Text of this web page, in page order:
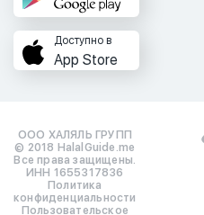
Доступно в
App Store
ООО ХАЛЯЛЬ ГРУПП
© 2018 HalalGuide.me
Все права защищены.
ИНН 1655317836
Политика
конфиденциальности
Пользовательское